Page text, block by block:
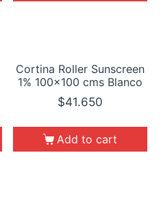
Cortina Roller Sunscreen
1% 100×100 cms Blanco
$41.650
Add to cart